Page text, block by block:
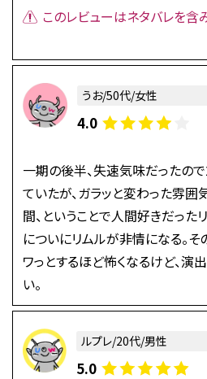
このレビューはネタバレを含
うお/50代/女性
4.0
一期の後半、失速気味だったの
ていたが、ガラッと変わった雰囲
間、ということで人間好きだった
についにリムルが非情になる。
ワっとするほど怖くなるけど、演
い。
ルプレ/20代/男性
5.0